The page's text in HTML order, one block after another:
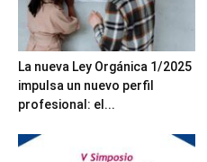
La nueva Ley Orgánica 1/2025
impulsa un nuevo perfil
profesional: el...